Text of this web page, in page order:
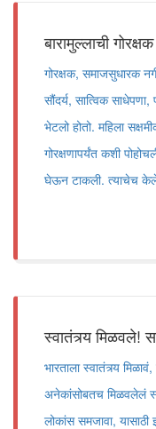
बारामुल्लाची
गोरक्षक, समाजसुधारक
सौंदर्य, सात्विक
भेटलो होतो. महिला
गोरक्षणापर्यंत कशी
घेऊन टाकली. त्याचेच
स्वातंत्र्य मिळवले!
भारताला स्वातंत्र्य
अनेकांसोबतच मिळवलेलं
लोकांस समजावा, यासाठी